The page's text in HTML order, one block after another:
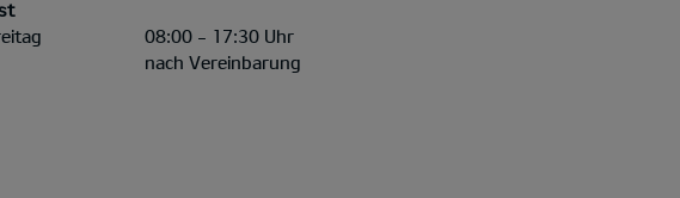
08:00 - 17:30 Uhr
nach Vereinbarung